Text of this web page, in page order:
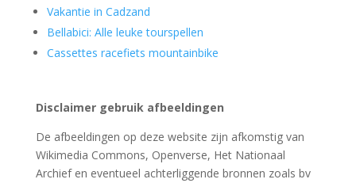
Vakantie in Cadzand
Bellabici: Alle leuke tourspellen
Cassettes racefiets mountainbike
Disclaimer gebruik afbeeldingen
De afbeeldingen op deze website zijn afkomstig van
Wikimedia Commons, Openverse, Het Nationaal
Archief en eventueel achterliggende bronnen zoals bv